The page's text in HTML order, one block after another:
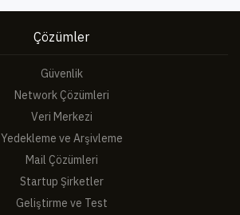
Çözümler
Güvenlik
Network Çözümleri
Veri Merkezi
Yedekleme ve Arşivleme
Mail Çözümleri
Startup Şirketler
Geliştirme ve Test